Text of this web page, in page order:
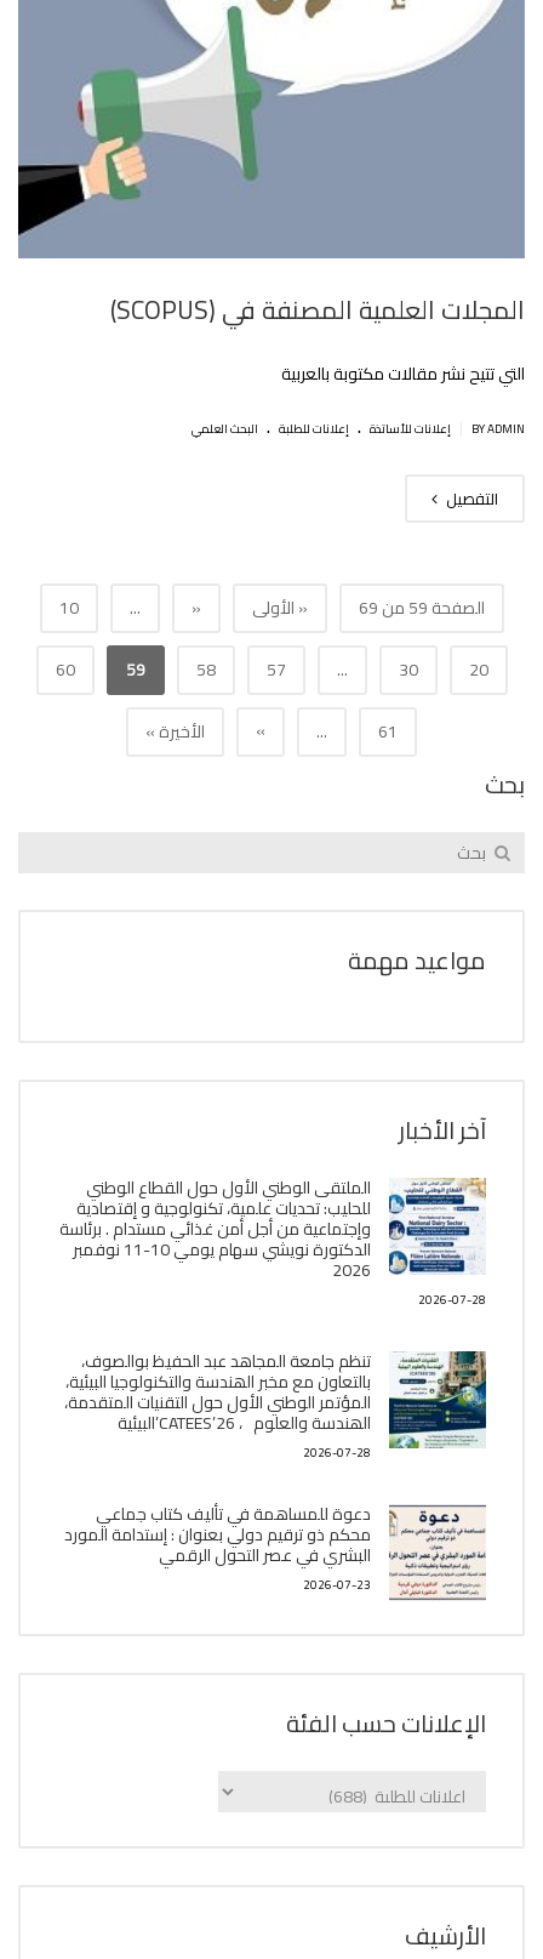
المجلات العلمية المصنفة في (SCOPUS)
التي تتيح نشر مقالات مكتوبة بالعربية‎
BY ADMIN إعلانات للأساتذة . إعلانات للطلبة . البحث العلمي
التفصيل
الصفحة 59 من 69 « الأولى «
...
10
20
30
...
57
58
59
60
61
...
» الأخيرة »
بحث
مواعيد مهمة
آخر الأخبار
الملتقى الوطني الأول حول القطاع الوطني
للحليب: تحديات علمية، تكنولوجية و إقتصادية
وإجتماعية من أجل أمن غذائي مستدام . برئاسة
الدكتورة نويشي سهام يومي 10-11 نوفمبر
2026
2026-07-28
تنظم جامعة المجاهد عبد الحفيظ بوالصوف،
بالتعاون مع مخبر الھندسة والتكنولوجيا البیئیة،
المؤتمر الوطني الأول حول التقنيات المتقدمة،
الھندسة والعلوم ، CATEES’26’البیئية
2026-07-28
دعوة للمساهمة في تأليف كتاب جماعي
محكم ذو ترقيم دولي بعنوان : إستدامة المورد
البشري في عصر التحول الرقمي
2026-07-23
الإعلانات حسب الفئة
الإعلانات
اﻷرشيف